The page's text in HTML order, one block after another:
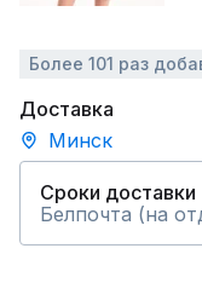
Более 101 раз
Доставка
Минск
Сроки доставки
Белпочта (на